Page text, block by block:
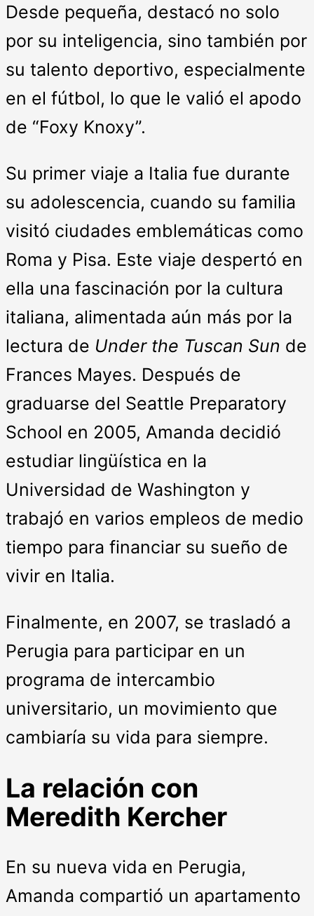
Desde pequeña, destacó no solo
por su inteligencia, sino también por
su talento deportivo, especialmente
en el fútbol, lo que le valió el apodo
de “Foxy Knoxy”.
Su primer viaje a Italia fue durante
su adolescencia, cuando su familia
visitó ciudades emblemáticas como
Roma y Pisa. Este viaje despertó en
ella una fascinación por la cultura
italiana, alimentada aún más por la
lectura de Under the Tuscan Sun de
Frances Mayes. Después de
graduarse del Seattle Preparatory
School en 2005, Amanda decidió
estudiar lingüística en la
Universidad de Washington y
trabajó en varios empleos de medio
tiempo para financiar su sueño de
vivir en Italia.
Finalmente, en 2007, se trasladó a
Perugia para participar en un
programa de intercambio
universitario, un movimiento que
cambiaría su vida para siempre.
La relación con
Meredith Kercher
En su nueva vida en Perugia,
Amanda compartió un apartamento